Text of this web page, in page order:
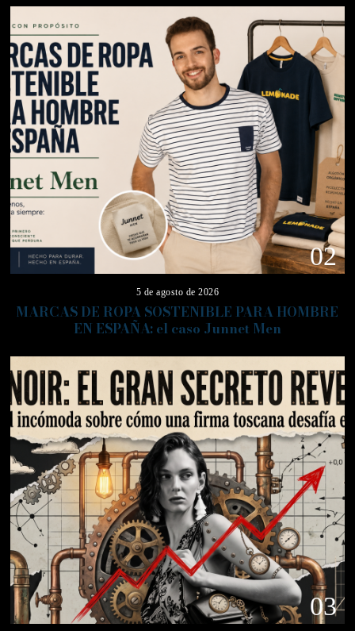
02
5 de agosto de 2026
MARCAS DE ROPA SOSTENIBLE PARA HOMBRE
EN ESPAÑA: el caso Junnet Men
03